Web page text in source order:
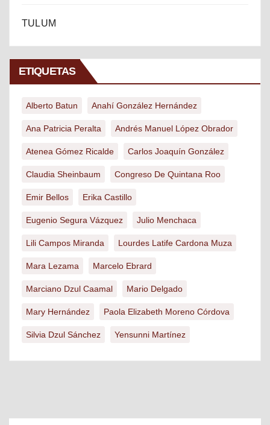
TULUM
ETIQUETAS
Alberto Batun Anahí González Hernández
Ana Patricia Peralta Andrés Manuel López Obrador
Atenea Gómez Ricalde Carlos Joaquín González
Claudia Sheinbaum Congreso De Quintana Roo
Emir Bellos Erika Castillo
Eugenio Segura Vázquez Julio Menchaca
Lili Campos Miranda Lourdes Latife Cardona Muza
Mara Lezama Marcelo Ebrard
Marciano Dzul Caamal Mario Delgado
Mary Hernández Paola Elizabeth Moreno Córdova
Silvia Dzul Sánchez Yensunni Martínez